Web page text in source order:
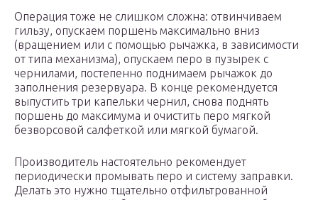
Операция тоже не слишком сложна: отвинчиваем
гильзу, опускаем поршень максимально вниз
(вращением или с помощью рычажка, в зависимости
от типа механизма), опускаем перо в пузырек с
чернилами, постепенно поднимаем рычажок до
заполнения резервуара. В конце рекомендуется
выпустить три капельки чернил, снова поднять
поршень до максимума и очистить перо мягкой
безворсовой салфеткой или мягкой бумагой.
Производитель настоятельно рекомендует
периодически промывать перо и систему заправки.
Делать это нужно тщательно отфильтрованной